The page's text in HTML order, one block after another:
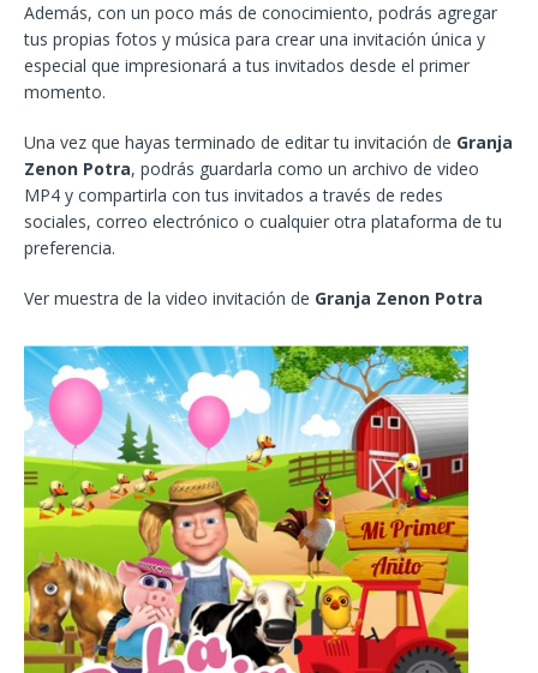
Además, con un poco más de conocimiento, podrás agregar
tus propias fotos y música para crear una invitación única y
especial que impresionará a tus invitados desde el primer
momento.
Una vez que hayas terminado de editar tu invitación de Granja
Zenon Potra, podrás guardarla como un archivo de video
MP4 y compartirla con tus invitados a través de redes
sociales, correo electrónico o cualquier otra plataforma de tu
preferencia.
Ver muestra de la video invitación de Granja Zenon Potra